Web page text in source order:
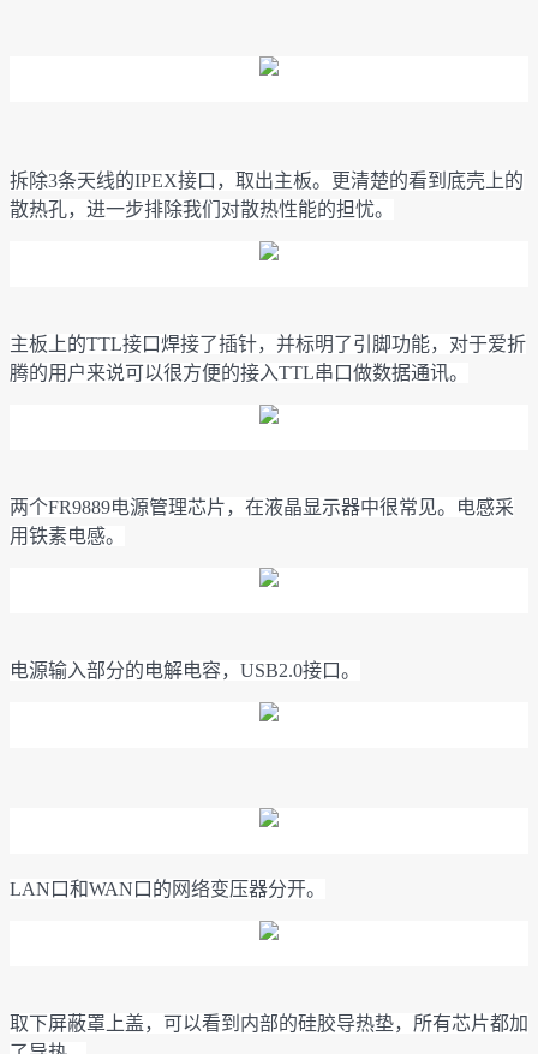
拆除3条天线的IPEX接口，取出主板。更清楚的看到底壳上的
散热孔，进一步排除我们对散热性能的担忧。
主板上的TTL接口焊接了插针，并标明了引脚功能，对于爱折
腾的用户来说可以很方便的接入TTL串口做数据通讯。
两个FR9889电源管理芯片，在液晶显示器中很常见。电感采
用铁素电感。
电源输入部分的电解电容，USB2.0接口。
LAN口和WAN口的网络变压器分开。
取下屏蔽罩上盖，可以看到内部的硅胶导热垫，所有芯片都加